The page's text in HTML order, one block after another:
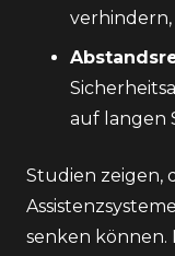
auf langen
Studien zeigen,
senken können.